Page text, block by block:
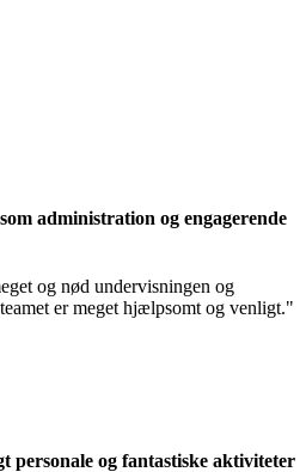
administration og engagerende
og nød undervisningen og
er meget hjælpsomt og venligt."
personale og fantastiske aktiviteter